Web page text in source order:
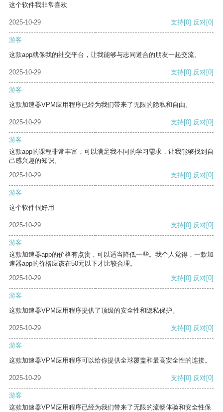
这个软件我非常喜欢
2025-10-29 支持[0] 反对[0]
游客
这款app就像我的社交平台，让我能够与志同道合的朋友一起交流。
2025-10-29 支持[0] 反对[0]
游客
这款加速器VPM应用程序已经为我们带来了无限的隐私和自由。
2025-10-29 支持[0] 反对[0]
游客
这款app的课程非常丰富，可以满足我不同的学习需求，让我能够找到自
己感兴趣的知识。
2025-10-29
支持[0] 反对[0]
游客
这个软件很好用
2025-10-29 支持[0] 反对[0]
游客
这款加速器app的价格有点贵，可以适当降低一些。我个人觉得，一款加
速器app的价格应该在50元以下才比较合理。
2025-10-29
支持[0] 反对[0]
游客
这款加速器VPM应用程序提供了顶级的安全性和隐私保护。
2025-10-29 支持[0] 反对[0]
游客
这款加速器VPM应用程序可以给你提供全球覆盖和最高安全性的连接。
2025-10-29 支持[0] 反对[0]
游客
这款加速器VPM应用程序已经为我们带来了无限的流畅体验和安全性保